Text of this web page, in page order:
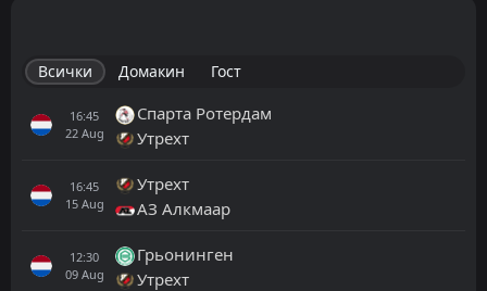
Всички Домакин Гост
16:45
22 Aug
Спарта Ротердам
Утрехт
16:45
15 Aug
Утрехт
АЗ Алкмаар
12:30
09 Aug
Грьонинген
Утрехт